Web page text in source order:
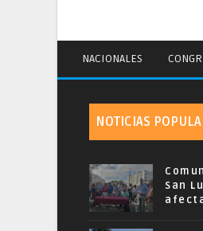
NACIONALES
NOTICIAS
San